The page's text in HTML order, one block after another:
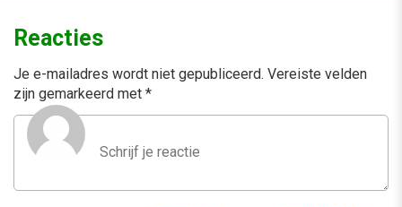
Reacties
Je e-mailadres wordt niet gepubliceerd. Vereiste velden
zijn gemarkeerd met *